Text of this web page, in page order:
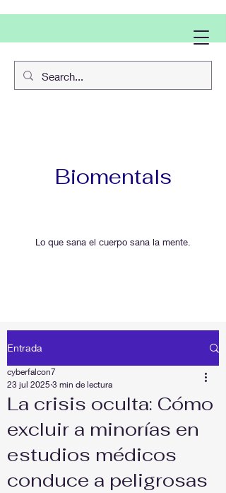
Biomentals
Lo que sana el cuerpo sana la mente.
Entrada
La crisis oculta: Cómo
excluir a minorías en
estudios médicos
conduce a peligrosas
cyberfalcon7
23 jul 2025 3 min de lectura